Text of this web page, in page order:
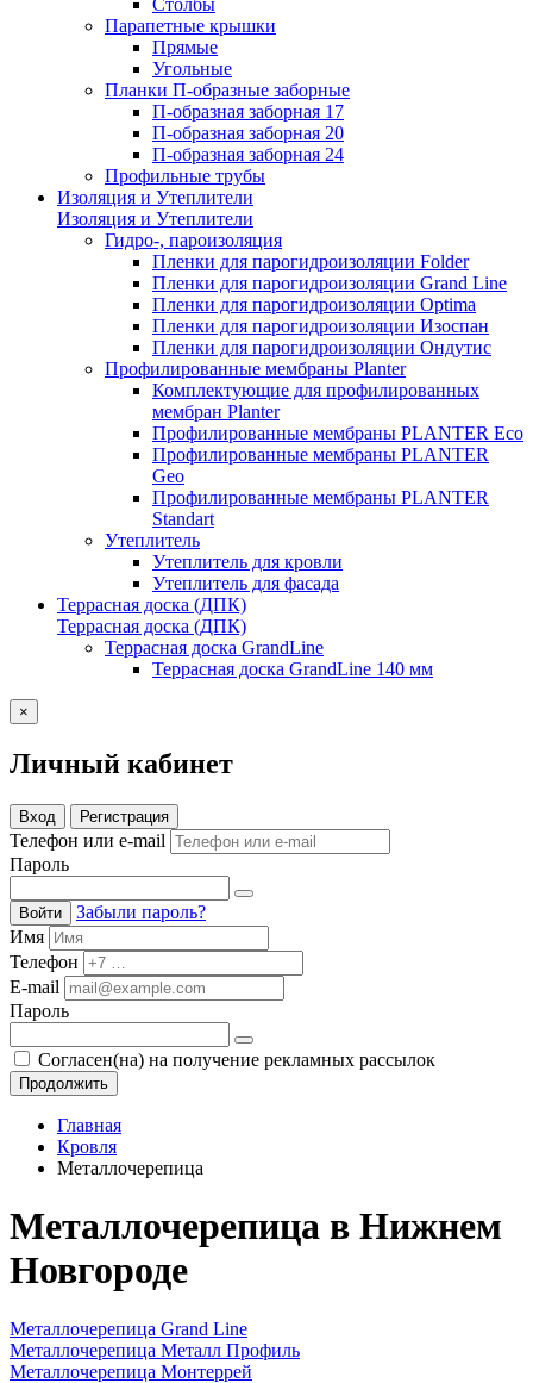
Столбы
Парапетные крышки
Прямые
Угольные
Планки П-образные заборные
П-образная заборная 17
П-образная заборная 20
П-образная заборная 24
Профильные трубы
Изоляция и Утеплители
Изоляция и Утеплители
Гидро-, пароизоляция
Пленки для парогидроизоляции Folder
Пленки для парогидроизоляции Grand Line
Пленки для парогидроизоляции Optima
Пленки для парогидроизоляции Изоспан
Пленки для парогидроизоляции Ондутис
Профилированные мембраны Planter
Комплектующие для профилированных
мембран Planter
Профилированные мембраны PLANTER Eco
Профилированные мембраны PLANTER
Geo
Профилированные мембраны PLANTER
Standart
Утеплитель
Утеплитель для кровли
Утеплитель для фасада
Террасная доска (ДПК)
Террасная доска (ДПК)
Террасная доска GrandLine
Террасная доска GrandLine 140 мм
×
Личный кабинет
Вход Регистрация
Телефон или e-mail
Пароль
Войти
Забыли пароль?
Имя
Телефон
E-mail
Пароль
Согласен(на) на получение рекламных рассылок
Продолжить
Главная
Кровля
Металлочерепица
Металлочерепица в Нижнем
Новгороде
Металлочерепица Grand Line
Металлочерепица Металл Профиль
Металлочерепица Монтеррей